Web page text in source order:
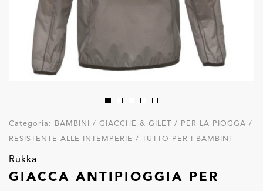
Categoria: BAMBINI / GIACCHE & GILET / PER LA PIOGGA /
RESISTENTE ALLE INTEMPERIE / TUTTO PER I BAMBINI
Rukka
GIACCA ANTIPIOGGIA PER